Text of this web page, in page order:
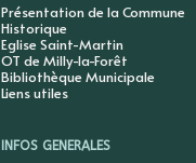
Présentation de la Commune
Historique
Eglise Saint-Martin
OT de Milly-la-Forêt
Bibliothèque Municipale
Liens utiles
INFOS GENERALES